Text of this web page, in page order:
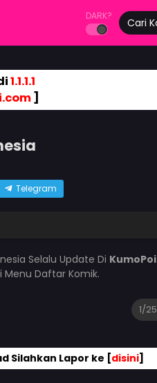
DARK?
1.1.1.1
]
Telegram
Selalu Update Di KumoPoi
Menu Daftar Komik.
Silahkan Lapor ke [disini]